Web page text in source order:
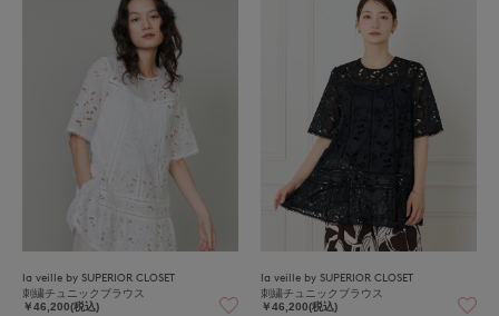
la veille by SUPERIOR CLOSET
刺繍チュニックブラウス
￥46,200(税込)
la veille by SUPERIOR CLOSET
刺繍チュニックブラウス
￥46,200(税込)